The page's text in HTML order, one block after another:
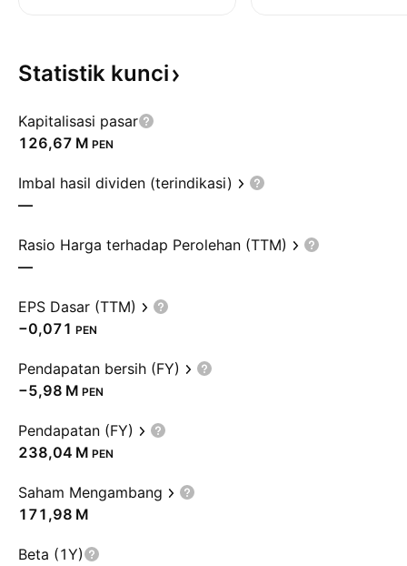
Statistik kunci
Kapitalisasi pasar
‪126,67 M‬ PEN
Imbal hasil dividen (terindikasi)
—
Rasio Harga terhadap Perolehan (TTM)
—
EPS Dasar (TTM)
−0,071 PEN
Pendapatan bersih (FY)
‪−5,98 M‬ PEN
Pendapatan (FY)
‪238,04 M‬ PEN
Saham Mengambang
‪171,98 M‬
Beta (1Y)